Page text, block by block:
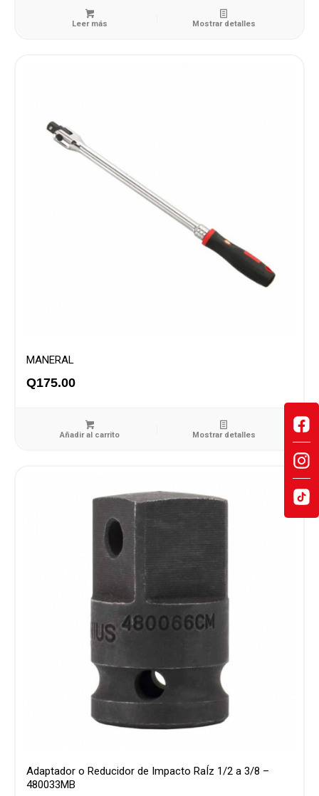
Leer más Mostrar detalles
MANERAL
Q175.00
Añadir al carrito Mostrar detalles
Adaptador o Reducidor de Impacto RaÍz 1/2 a 3/8 –
480033MB